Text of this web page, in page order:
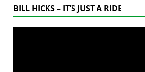
BILL HICKS – IT’S JUST A RIDE